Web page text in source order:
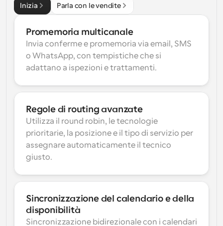
Inizia Parla con le vendite
Promemoria multicanale
Invia conferme e promemoria via email, SMS
o WhatsApp, con tempistiche che si
adattano a ispezioni e trattamenti.
Regole di routing avanzate
Utilizza il round robin, le tecnologie
prioritarie, la posizione e il tipo di servizio per
assegnare automaticamente il tecnico
giusto.
Sincronizzazione del calendario e della
disponibilità
Sincronizzazione bidirezionale con i calendari